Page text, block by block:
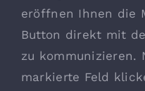
eröffnen Ihnen die
Button direkt mit
zu kommunizieren.
markierte Feld